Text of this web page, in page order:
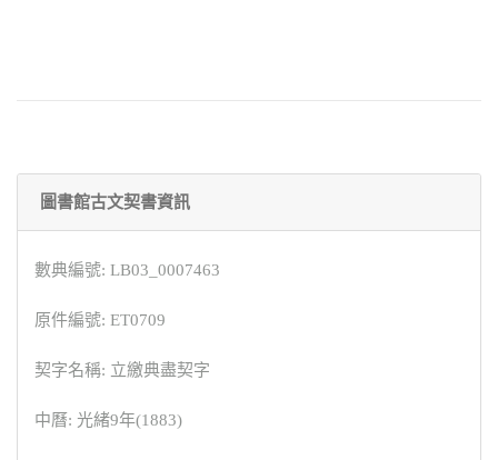
圖書館古文契書資訊
數典編號: LB03_0007463
原件編號: ET0709
契字名稱: 立繳典盡契字
中曆: 光緒9年(1883)